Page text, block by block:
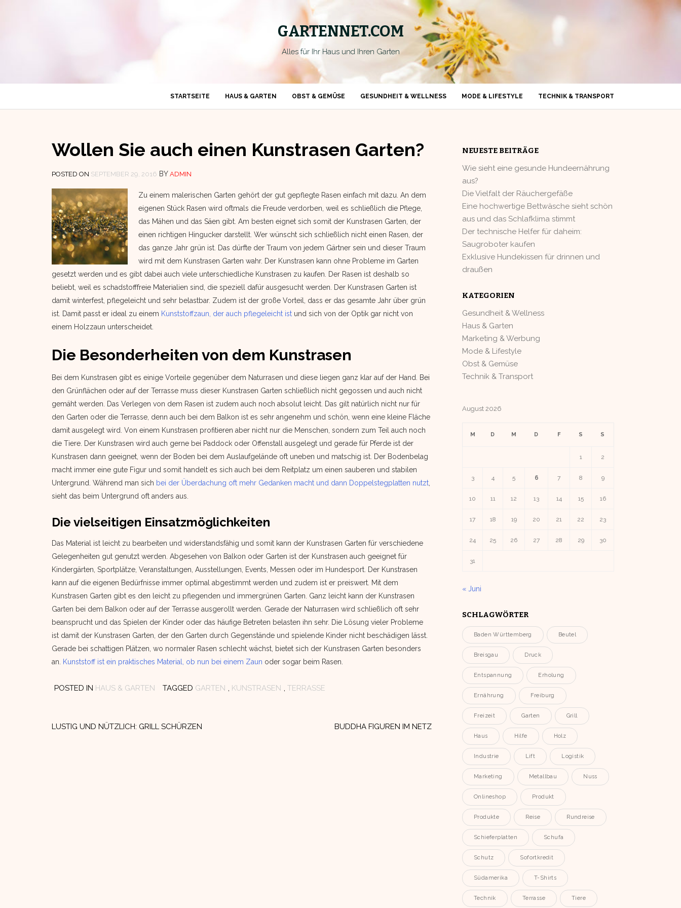
GARTENNET.COM
Alles für Ihr Haus und Ihren Garten
STARTSEITE HAUS & GARTEN OBST & GEMÜSE GESUNDHEIT & WELLNESS MODE & LIFESTYLE TECHNIK & TRANSPORT
Wollen Sie auch einen Kunstrasen Garten?
POSTED ON SEPTEMBER 29, 2016 BY ADMIN
Zu einem malerischen Garten gehört der gut gepflegte Rasen einfach mit dazu. An dem
eigenen Stück Rasen wird oftmals die Freude verdorben, weil es schließlich die Pflege,
das Mähen und das Säen gibt. Am besten eignet sich somit der Kunstrasen Garten, der
einen richtigen Hingucker darstellt. Wer wünscht sich schließlich nicht einen Rasen, der
das ganze Jahr grün ist. Das dürfte der Traum von jedem Gärtner sein und dieser Traum
wird mit dem Kunstrasen Garten wahr. Der Kunstrasen kann ohne Probleme im Garten
gesetzt werden und es gibt dabei auch viele unterschiedliche Kunstrasen zu kaufen. Der Rasen ist deshalb so
beliebt, weil es schadstofffreie Materialien sind, die speziell dafür ausgesucht werden. Der Kunstrasen Garten ist
damit winterfest, pflegeleicht und sehr belastbar. Zudem ist der große Vorteil, dass er das gesamte Jahr über grün
ist. Damit passt er ideal zu einem Kunststoffzaun, der auch pflegeleicht ist und sich von der Optik gar nicht von
einem Holzzaun unterscheidet.
Die Besonderheiten von dem Kunstrasen
Bei dem Kunstrasen gibt es einige Vorteile gegenüber dem Naturrasen und diese liegen ganz klar auf der Hand. Bei
den Grünflächen oder auf der Terrasse muss dieser Kunstrasen Garten schließlich nicht gegossen und auch nicht
gemäht werden. Das Verlegen von dem Rasen ist zudem auch noch absolut leicht. Das gilt natürlich nicht nur für
den Garten oder die Terrasse, denn auch bei dem Balkon ist es sehr angenehm und schön, wenn eine kleine Fläche
damit ausgelegt wird. Von einem Kunstrasen profitieren aber nicht nur die Menschen, sondern zum Teil auch noch
die Tiere. Der Kunstrasen wird auch gerne bei Paddock oder Offenstall ausgelegt und gerade für Pferde ist der
Kunstrasen dann geeignet, wenn der Boden bei dem Auslaufgelände oft uneben und matschig ist. Der Bodenbelag
macht immer eine gute Figur und somit handelt es sich auch bei dem Reitplatz um einen sauberen und stabilen
Untergrund. Während man sich bei der Überdachung oft mehr Gedanken macht und dann Doppelstegplatten nutzt
sieht das beim Untergrund oft anders aus.
Die vielseitigen Einsatzmöglichkeiten
Das Material ist leicht zu bearbeiten und widerstandsfähig und somit kann der Kunstrasen Garten für verschiedene
Gelegenheiten gut genutzt werden. Abgesehen von Balkon oder Garten ist der Kunstrasen auch geeignet für
Kindergärten, Sportplätze, Veranstaltungen, Ausstellungen, Events, Messen oder im Hundesport. Der Kunstrasen
kann auf die eigenen Bedürfnisse immer optimal abgestimmt werden und zudem ist er preiswert. Mit dem
Kunstrasen Garten gibt es den leicht zu pflegenden und immergrünen Garten. Ganz leicht kann der Kunstrasen
Garten bei dem Balkon oder auf der Terrasse ausgerollt werden. Gerade der Naturrasen wird schließlich oft sehr
beansprucht und das Spielen der Kinder oder das häufige Betreten belasten ihn sehr. Die Lösung vieler Probleme
ist damit der Kunstrasen Garten, der den Garten durch Gegenstände und spielende Kinder nicht beschädigen lässt.
Gerade bei schattigen Plätzen, wo normaler Rasen schlecht wächst, bietet sich der Kunstrasen Garten besonders
an.
Kunststoff ist ein praktisches Material, ob nun bei einem Zaun oder sogar beim Rasen.
POSTED IN HAUS & GARTEN TAGGED GARTEN , KUNSTRASEN , TERRASSE
LUSTIG UND NÜTZLICH: GRILL SCHÜRZEN BUDDHA FIGUREN IM NETZ
NEUESTE BEITRÄGE
Wie sieht eine gesunde Hundeernährung
aus?
Die Vielfalt der Räuchergefäße
Eine hochwertige Bettwäsche sieht schön
aus und das Schlafklima stimmt
Der technische Helfer für daheim:
Saugroboter kaufen
Exklusive Hundekissen für drinnen und
draußen
KATEGORIEN
Gesundheit & Wellness
Haus & Garten
Marketing & Werbung
Mode & Lifestyle
Obst & Gemüse
Technik & Transport
August 2026
M D M D F S S
1 2
3 4 5 6 7 8 9
10 11 12 13 14 15 16
17 18 19 20 21 22 23
24 25 26 27 28 29 30
31
« Juni
SCHLAGWÖRTER
Baden Württemberg Beutel
Breisgau Druck
Entspannung Erholung
Ernährung Freiburg
Freizeit Garten Grill
Haus Hilfe Holz
Industrie Lift Logistik
Marketing Metallbau Nuss
Onlineshop Produkt
Produkte Reise Rundreise
Schieferplatten Schufa
Schutz Sofortkredit
Südamerika T-Shirts
Technik Terrasse Tiere